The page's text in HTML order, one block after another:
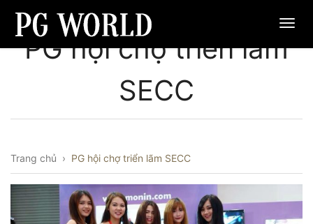
PG hội chợ triển lãm
SECC
Trang chủ › PG hội chợ triển lãm SECC